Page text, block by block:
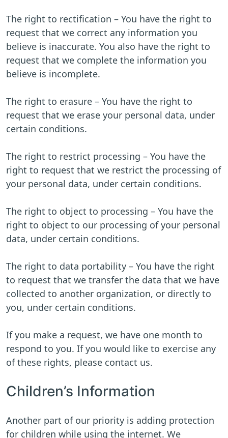
The right to rectification – You have the right to
request that we correct any information you
believe is inaccurate. You also have the right to
request that we complete the information you
believe is incomplete.
The right to erasure – You have the right to
request that we erase your personal data, under
certain conditions.
The right to restrict processing – You have the
right to request that we restrict the processing of
your personal data, under certain conditions.
The right to object to processing – You have the
right to object to our processing of your personal
data, under certain conditions.
The right to data portability – You have the right
to request that we transfer the data that we have
collected to another organization, or directly to
you, under certain conditions.
If you make a request, we have one month to
respond to you. If you would like to exercise any
of these rights, please contact us.
Children’s Information
Another part of our priority is adding protection
for children while using the internet. We